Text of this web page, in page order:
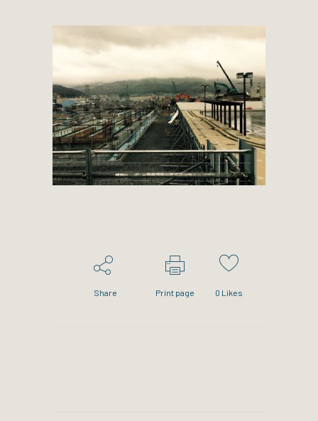
Share Print page 0 Likes